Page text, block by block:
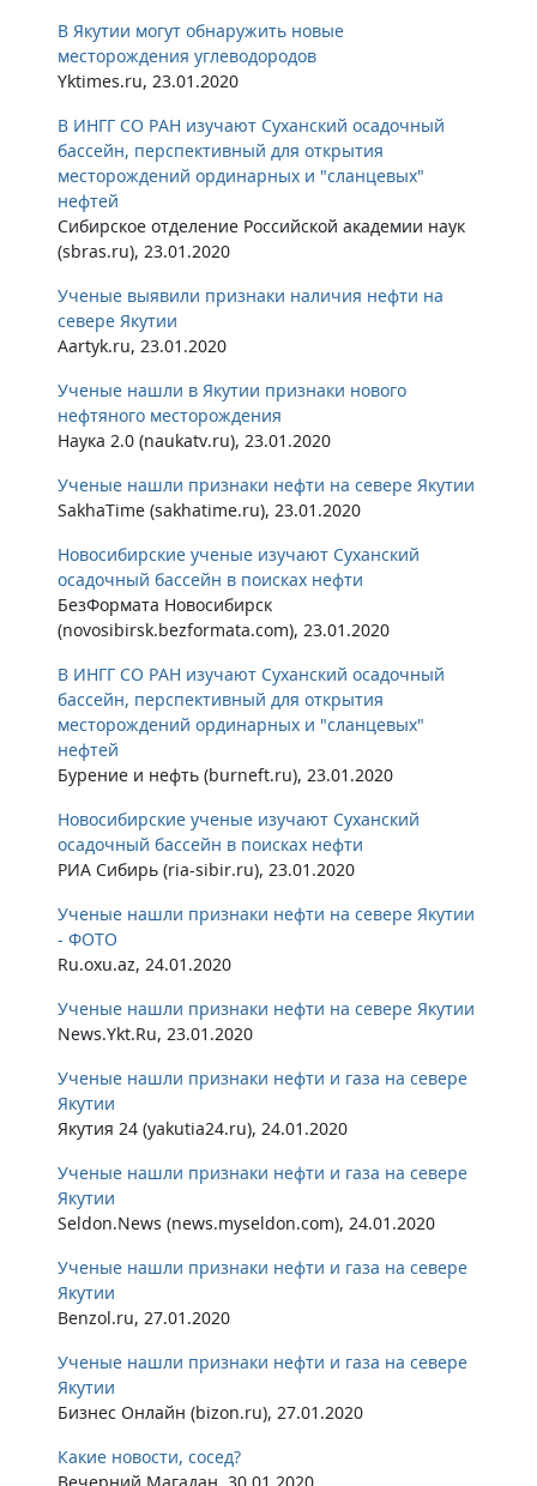
В Якутии могут обнаружить новые
месторождения углеводородов
Yktimes.ru, 23.01.2020
В ИНГГ СО РАН изучают Суханский осадочный
бассейн, перспективный для открытия
месторождений ординарных и "сланцевых"
нефтей
Сибирское отделение Российской академии наук
(sbras.ru), 23.01.2020
Ученые выявили признаки наличия нефти на
севере Якутии
Aartyk.ru, 23.01.2020
Ученые нашли в Якутии признаки нового
нефтяного месторождения
Наука 2.0 (naukatv.ru), 23.01.2020
Ученые нашли признаки нефти на севере Якутии
SakhaTime (sakhatime.ru), 23.01.2020
Новосибирские ученые изучают Суханский
осадочный бассейн в поисках нефти
БезФормата Новосибирск
(novosibirsk.bezformata.com), 23.01.2020
В ИНГГ СО РАН изучают Суханский осадочный
бассейн, перспективный для открытия
месторождений ординарных и "сланцевых"
нефтей
Бурение и нефть (burneft.ru), 23.01.2020
Новосибирские ученые изучают Суханский
осадочный бассейн в поисках нефти
РИА Сибирь (ria-sibir.ru), 23.01.2020
Ученые нашли признаки нефти на севере Якутии
- ФОТО
Ru.oxu.az, 24.01.2020
Ученые нашли признаки нефти на севере Якутии
News.Ykt.Ru, 23.01.2020
Ученые нашли признаки нефти и газа на севере
Якутии
Якутия 24 (yakutia24.ru), 24.01.2020
Ученые нашли признаки нефти и газа на севере
Якутии
Seldon.News (news.myseldon.com), 24.01.2020
Ученые нашли признаки нефти и газа на севере
Якутии
Benzol.ru, 27.01.2020
Ученые нашли признаки нефти и газа на севере
Якутии
Бизнес Онлайн (bizon.ru), 27.01.2020
Какие новости, сосед?